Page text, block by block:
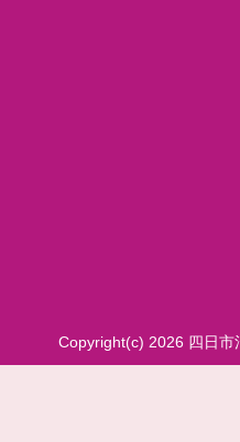
Copyright(c) 2026 四日